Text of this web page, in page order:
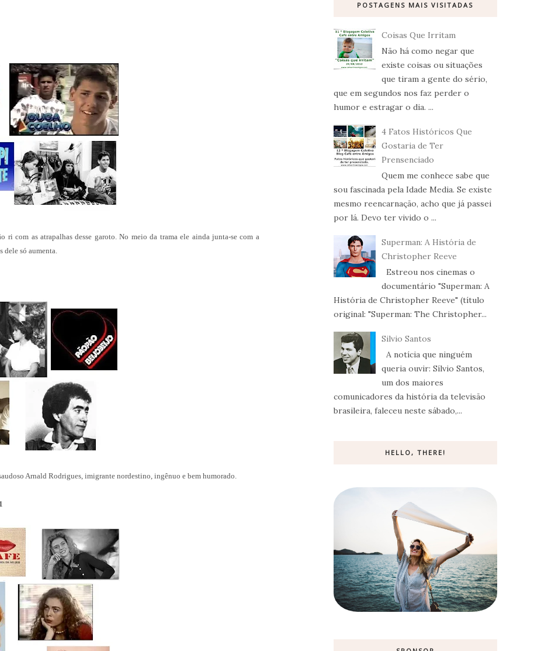
com as atrapalhas desse garoto. No meio da trama ele ainda junta-se com a
dele só aumenta.
Arnald Rodrigues, imigrante nordestino, ingênuo e bem humorado.
POSTAGENS MAIS VISITADAS
Coisas Que Irritam
Não há como negar que
existe coisas ou situações
que tiram a gente do sério,
que em segundos nos faz perder o
humor e estragar o dia. ...
4 Fatos Históricos Que
Gostaria de Ter
Prensenciado
Quem me conhece sabe que
sou fascinada pela Idade Media. Se existe
mesmo reencarnação, acho que já passei
por lá. Devo ter vivido o ...
Superman: A História de
Christopher Reeve
Estreou nos cinemas o
documentário "Superman: A
História de Christopher Reeve" (título
original: "Superman: The Christopher...
Silvio Santos
A notícia que ninguém
queria ouvir: Sílvio Santos,
um dos maiores
comunicadores da história da televisão
brasileira, faleceu neste sábado,...
HELLO, THERE!